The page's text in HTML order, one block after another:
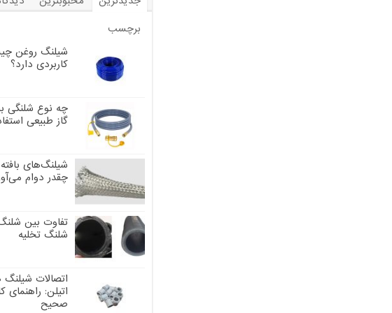
برچسب
شیلنگ روغن
کاربردی دارد؟
چه نوع شلنگی
گاز طبیعی
شیلنگ‌های
چقدر دوام
تفاوت بین
شلنگ تخلیه
اتصالات
اتیلن:
صحیح